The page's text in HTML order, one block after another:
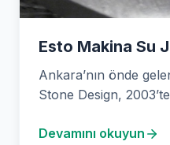
Esto Makina Su
Ankara’nın önde
Stone Design,
Devamını okuyun